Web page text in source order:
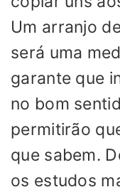
Um arranjo
será uma
garante que
no bom
permitirão
que sabem.
os estudos